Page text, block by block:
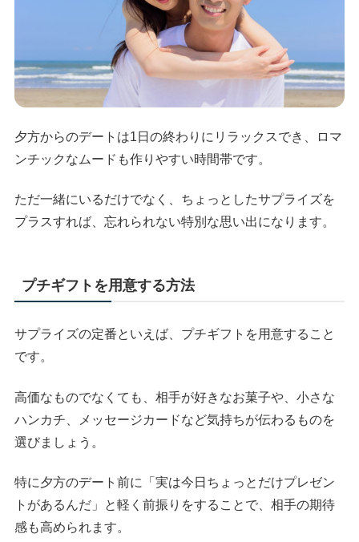
夕方からのデートは1日の終わりにリラックスでき、ロマ
ンチックなムードも作りやすい時間帯です。
ただ一緒にいるだけでなく、ちょっとしたサプライズを
プラスすれば、忘れられない特別な思い出になります。
プチギフトを用意する方法
サプライズの定番といえば、プチギフトを用意すること
です。
高価なものでなくても、相手が好きなお菓子や、小さな
ハンカチ、メッセージカードなど気持ちが伝わるものを
選びましょう。
特に夕方のデート前に「実は今日ちょっとだけプレゼン
トがあるんだ」と軽く前振りをすることで、相手の期待
感も高められます。